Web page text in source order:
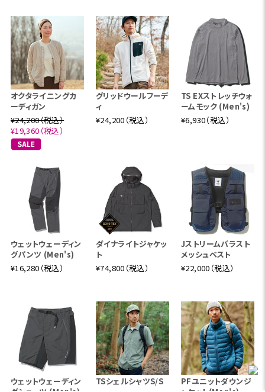
オクタライニングカ
ーディガン
¥24,200（税込）
¥19,360（税込）
グリッドウールフーデ
ィ
¥24,200（税込）
TS EXストレッチウォ
ームモック (Men's)
¥6,930（税込）
ウェットウェーディン
グパンツ (Men's)
¥16,280（税込）
ダイナライトジャケッ
ト
¥74,800（税込）
Jストリームバラスト
メッシュベスト
¥22,000（税込）
ウェットウェーディン
TSシェルシャツS/S
PFユニットダウンジ